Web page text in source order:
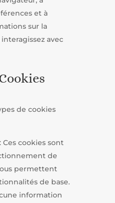
et à
sur la
avec
de cookies
Ces cookies sont
de
permettent
de base.
information